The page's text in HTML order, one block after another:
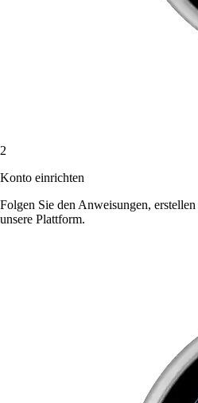
2
Konto einrichten
Folgen Sie den Anweisungen,
unsere Plattform.